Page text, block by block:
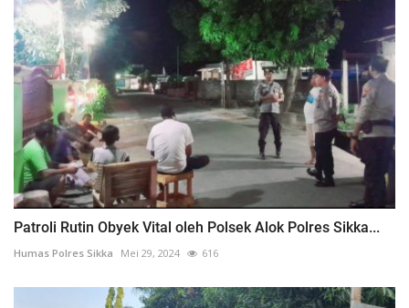
Patroli Rutin Obyek Vital oleh Polsek Alok Polres Sikka...
Humas Polres Sikka Mei 29, 2024 616